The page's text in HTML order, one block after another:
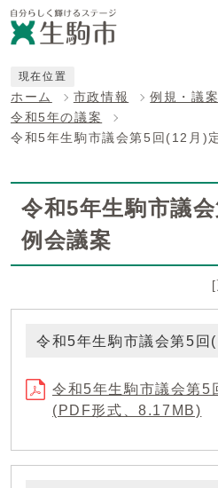
現在位置
ホーム 市政情報 例規・議案
令和5年の議案
令和5年生駒市議会第5回(12月)
令和5年生駒市議
例会議案
令和5年生駒市議会第5回
令和5年生駒市議会第5
(PDF形式、8.17MB)